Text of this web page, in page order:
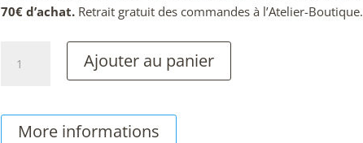
70€ d’achat. Retrait gratuit des commandes à l’Atelier-Boutique.
Dorés©
Ajouter au panier
More informations